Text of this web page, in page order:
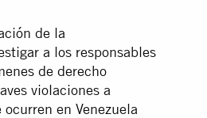
de la
a los responsables
de derecho
violaciones a
en Venezuela